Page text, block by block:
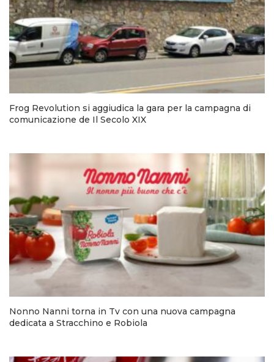
Frog Revolution si aggiudica la gara per la campagna di
comunicazione de Il Secolo XIX
Nonno Nanni torna in Tv con una nuova campagna
dedicata a Stracchino e Robiola